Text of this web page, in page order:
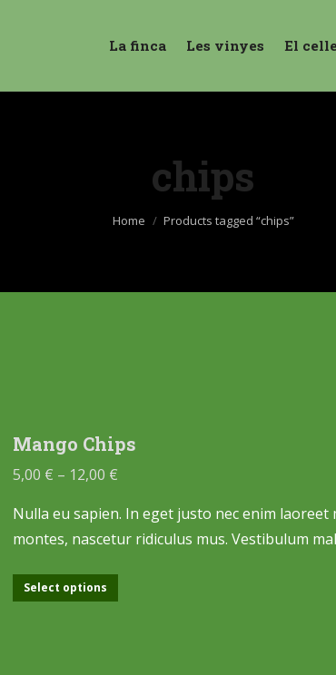
La finca Les vinyes El
chips
You are here:
Home Products tagged “chips”
Mango Chips
5,00 € – 12,00 €
Nulla eu sapien. In eget justo nec enim
montes, nascetur ridiculus mus. Vestibulum
Select options